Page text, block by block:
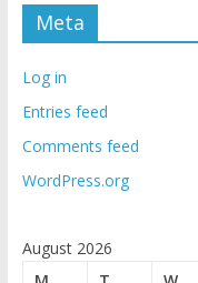
Meta
Log in
Entries feed
Comments feed
WordPress.org
August 2026